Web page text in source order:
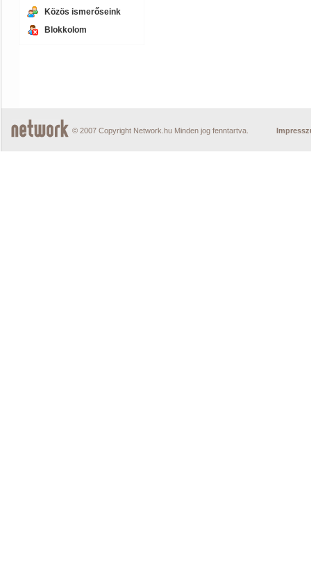
Közös ismerőseink
Blokkolom
© 2007 Copyright Network.hu Minden jog fenntartva.